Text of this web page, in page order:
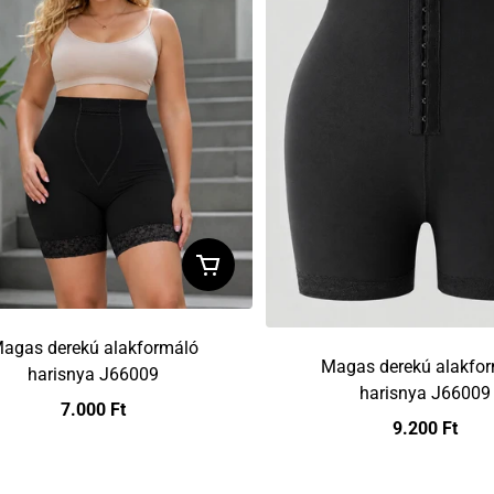
derekú alakformáló
harisnya J66009
7.000 Ft
Magas derekú
harisnya J66009
9.200 Ft